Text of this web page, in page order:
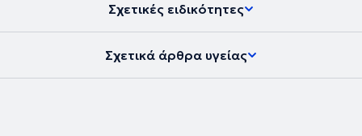
Σχετικές ειδικότητες
Σχετικά άρθρα υγείας